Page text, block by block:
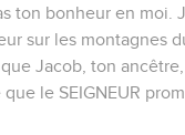
ton bonheur en moi.
sur les montagnes
Jacob, ton
le SEIGNEUR